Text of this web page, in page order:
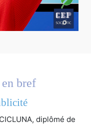
bref
diplômé de